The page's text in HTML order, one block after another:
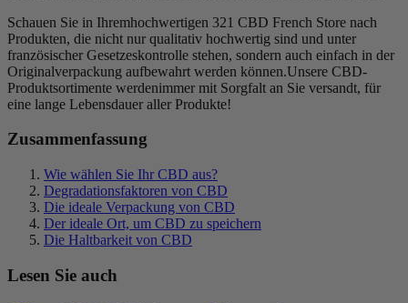
Schauen Sie in Ihremhochwertigen 321 CBD French Store nach
Produkten, die nicht nur qualitativ hochwertig sind und unter
französischer Gesetzeskontrolle stehen, sondern auch einfach in der
Originalverpackung aufbewahrt werden können.Unsere CBD-
Produktsortimente werdenimmer mit Sorgfalt an Sie versandt, für
eine lange Lebensdauer aller Produkte!
Zusammenfassung
Wie wählen Sie Ihr CBD aus?
Degradationsfaktoren von CBD
Die ideale Verpackung von CBD
Der ideale Ort, um CBD zu speichern
Die Haltbarkeit von CBD
Lesen Sie auch